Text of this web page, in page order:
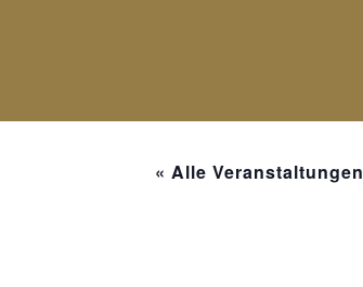
« Alle Veranstaltungen